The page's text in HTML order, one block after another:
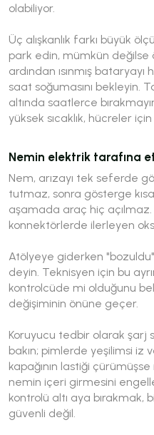
olabiliyor.
Üç alışkanlık farkı büyük
park edin, mümkün değilse
ardından ısınmış
saat soğumasını bekleyin.
altında saatlerce
yüksek sıcaklık, hücreler
Nemin elektrik tarafına
Nem, arızayı tek seferde
tutmaz, sonra gösterge
aşamada araç hiç açılmaz.
konnektörlerde ilerleyen
Atölyeye giderken
deyin. Teknisyen için bu
kontrolcüde mi olduğunu
değişiminin önüne geçer.
Koruyucu tedbir olarak şarj
bakın; pimlerde yeşilimsi iz
kapağının lastiği
nemin içeri girmesini
kontrolü altı aya bırakmak,
güvenli değil.